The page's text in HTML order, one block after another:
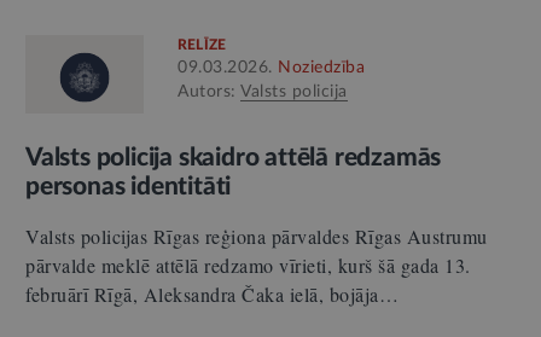
RELĪZE
09.03.2026. Noziedzība
Autors: Valsts policija
Valsts policija skaidro attēlā redzamās
personas identitāti
Valsts policijas Rīgas reģiona pārvaldes Rīgas Austrumu
pārvalde meklē attēlā redzamo vīrieti, kurš šā gada 13.
februārī Rīgā, Aleksandra Čaka ielā, bojāja…